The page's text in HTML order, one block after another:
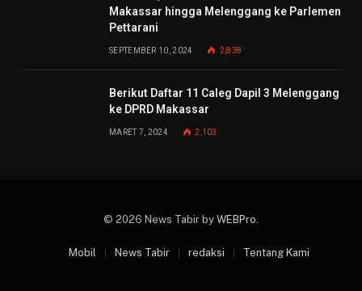
Makassar hingga Melenggang ke Parlemen
Pettarani
SEPTEMBER 10, 2024 2,838
Berikut Daftar 11 Caleg Dapil 3 Melenggang
ke DPRD Makassar
MARET 7, 2024 2,103
© 2026 News Tabir by WEBPro
Mobil News Tabir redaksi Tentang Kami